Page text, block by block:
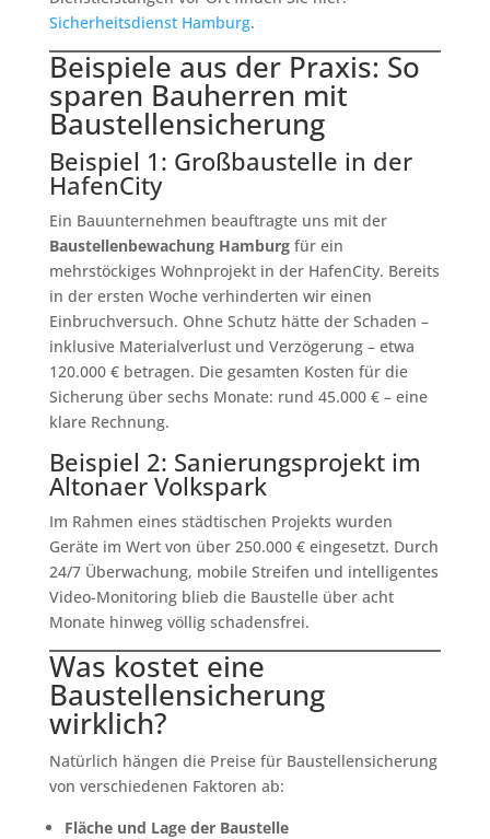
Sicherheitsdienst Hamburg.
Beispiele aus der Praxis: So
sparen Bauherren mit
Baustellensicherung
Beispiel 1: Großbaustelle in der
HafenCity
Ein Bauunternehmen beauftragte uns mit der
Baustellenbewachung Hamburgfür ein
mehrstöckiges Wohnprojekt in der HafenCity. Bereits
in der ersten Woche verhinderten wir einen
Einbruchversuch. Ohne Schutz hätte der Schaden –
inklusive Materialverlust und Verzögerung – etwa
120.000 € betragen. Die gesamten Kosten für die
Sicherung über sechs Monate: rund 45.000 € – eine
klare Rechnung.
Beispiel 2: Sanierungsprojekt im
Altonaer Volkspark
Im Rahmen eines städtischen Projekts wurden
Geräte im Wert von über 250.000 € eingesetzt. Durch
24/7 Überwachung, mobile Streifen und intelligentes
Video-Monitoring blieb die Baustelle über acht
Monate hinweg völlig schadensfrei.
Was kostet eine
Baustellensicherung
wirklich?
Natürlich hängen die Preise für Baustellensicherung
von verschiedenen Faktoren ab:
Fläche und Lage der Baustelle